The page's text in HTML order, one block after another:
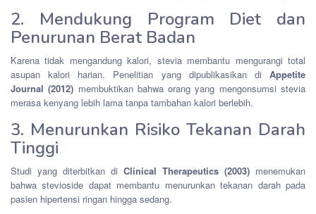
2. Mendukung Program Diet dan
Penurunan Berat Badan
Karena tidak mengandung kalori, stevia membantu mengurangi total
asupan kalori harian. Penelitian yang dipublikasikan di Appetite
Journal (2012) membuktikan bahwa orang yang mengonsumsi stevia
merasa kenyang lebih lama tanpa tambahan kalori berlebih.
3. Menurunkan Risiko Tekanan Darah
Tinggi
Studi yang diterbitkan di Clinical Therapeutics (2003) menemukan
bahwa stevioside dapat membantu menurunkan tekanan darah pada
pasien hipertensi ringan hingga sedang.